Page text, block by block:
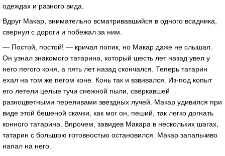
одеждах и разного вида.
Вдруг Макар, внимательно всматривавшийся в одного всадника,
свернул с дороги и побежал за ним.
— Постой, постой! — кричал попик, но Макар даже не слышал.
Он узнал знакомого татарина, который шесть лет назад увел у
него пегого коня, а пять лет назад скончался. Теперь татарин
ехал на том же пегом коне. Конь так и взвивался. Из-под копыт
его летели целые тучи снежной пыли, сверкавшей
разноцветными переливами звездных лучей. Макар удивился при
виде этой бешеной скачки, как мог он, пеший, так легко догнать
конного татарина. Впрочем, завидев Макара в нескольких шагах,
татарин с большою готовностью остановился. Макар запальчиво
напал на него.